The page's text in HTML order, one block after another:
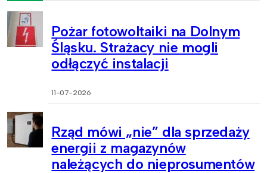
Pożar fotowoltaiki na Dolnym
Śląsku. Strażacy nie mogli
odłączyć instalacji
11-07-2026
Rząd mówi „nie” dla sprzedaży
energii z magazynów
należących do nieprosumentów